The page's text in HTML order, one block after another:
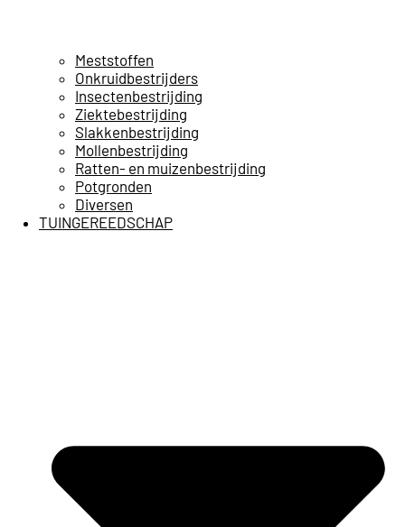
Meststoffen
Onkruidbestrijders
Insectenbestrijding
Ziektebestrijding
Slakkenbestrijding
Mollenbestrijding
Ratten- en muizenbestrijding
Potgronden
Diversen
TUINGEREEDSCHAP